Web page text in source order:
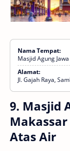
Nama Tempat:
Masjid Agung
Alamat:
Jl. Gajah Raya,
9. Masjid
Atas Air